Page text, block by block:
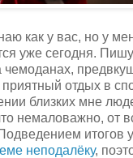
как у вас, но у
уже сегодня. Пишу
чемоданах,
отдых в
близких мне
немаловажно, от
итогов
неподалёку,